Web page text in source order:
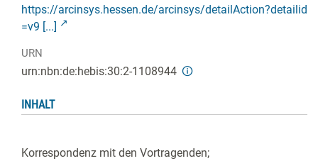
https://arcinsys.hessen.de/arcinsys/detailAction?detailid
=v9 [...]
URN
urn:nbn:de:hebis:30:2-1108944
INHALT
Korrespondenz mit den Vortragenden;